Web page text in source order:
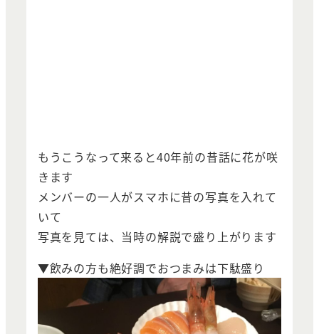
もうこうなって来ると40年前の昔話に花が咲
きます
メンバーの一人がスマホに昔の写真を入れて
いて
写真を見ては、当時の解説で盛り上がります
▼飲みの方も絶好調でおつまみは下駄盛り